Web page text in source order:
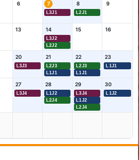
6 7
L3J1
8
L2J1
9
13 14
L3J2
L2J2
15 16
20
L3J3
21
L2J3
L1J1
22
L2J3
L1J1
23
L1J1
27
L3J4
28
L1J2
L2J4
29
L3J4
L1J2
L2J4
30
L1J2